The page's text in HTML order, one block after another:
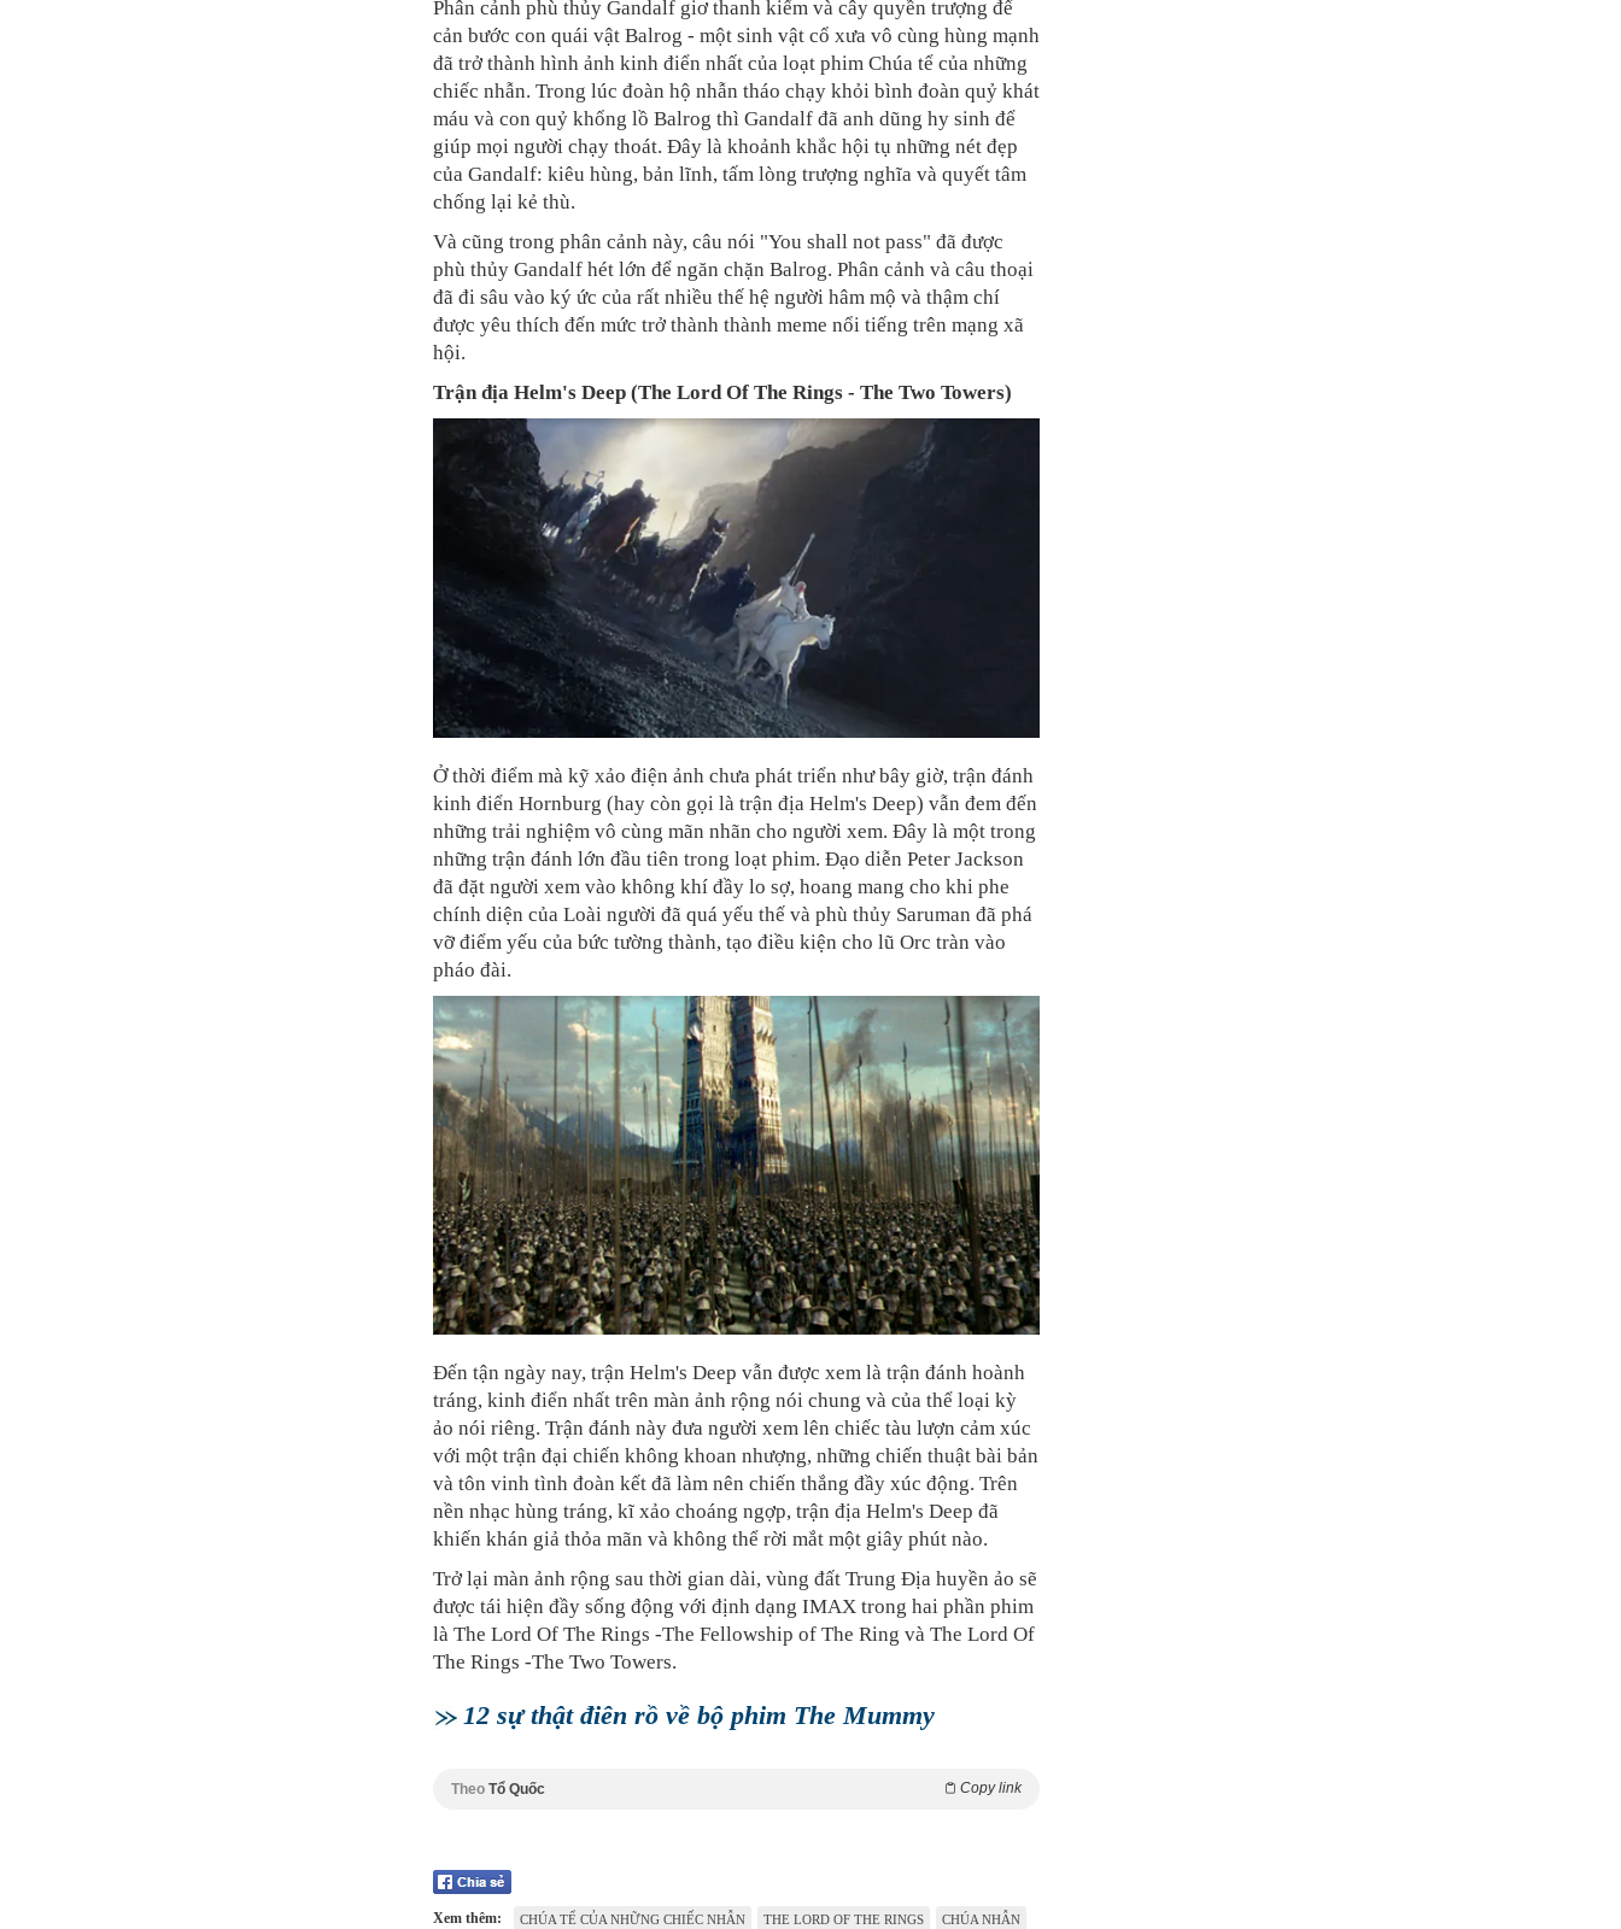
Phân cảnh phù thủy Gandalf giơ thanh kiếm và cây quyền trượng để
cản bước con quái vật Balrog - một sinh vật cổ xưa vô cùng hùng mạnh
đã trở thành hình ảnh kinh điển nhất của loạt phim Chúa tể của những
chiếc nhẫn. Trong lúc đoàn hộ nhẫn tháo chạy khỏi bình đoàn quỷ khát
máu và con quỷ khổng lồ Balrog thì Gandalf đã anh dũng hy sinh để
giúp mọi người chạy thoát. Đây là khoảnh khắc hội tụ những nét đẹp
của Gandalf: kiêu hùng, bản lĩnh, tấm lòng trượng nghĩa và quyết tâm
chống lại kẻ thù.
Và cũng trong phân cảnh này, câu nói "You shall not pass" đã được
phù thủy Gandalf hét lớn để ngăn chặn Balrog. Phân cảnh và câu thoại
đã đi sâu vào ký ức của rất nhiều thế hệ người hâm mộ và thậm chí
được yêu thích đến mức trở thành thành meme nổi tiếng trên mạng xã
hội.
Trận địa Helm's Deep (The Lord Of The Rings - The Two Towers)
Ở thời điểm mà kỹ xảo điện ảnh chưa phát triển như bây giờ, trận đánh
kinh điển Hornburg (hay còn gọi là trận địa Helm's Deep) vẫn đem đến
những trải nghiệm vô cùng mãn nhãn cho người xem. Đây là một trong
những trận đánh lớn đầu tiên trong loạt phim. Đạo diễn Peter Jackson
đã đặt người xem vào không khí đầy lo sợ, hoang mang cho khi phe
chính diện của Loài người đã quá yếu thế và phù thủy Saruman đã phá
vỡ điểm yếu của bức tường thành, tạo điều kiện cho lũ Orc tràn vào
pháo đài.
Đến tận ngày nay, trận Helm's Deep vẫn được xem là trận đánh hoành
tráng, kinh điển nhất trên màn ảnh rộng nói chung và của thể loại kỳ
ảo nói riêng. Trận đánh này đưa người xem lên chiếc tàu lượn cảm xúc
với một trận đại chiến không khoan nhượng, những chiến thuật bài bản
và tôn vinh tình đoàn kết đã làm nên chiến thắng đầy xúc động. Trên
nền nhạc hùng tráng, kĩ xảo choáng ngợp, trận địa Helm's Deep đã
khiến khán giả thỏa mãn và không thể rời mắt một giây phút nào.
Trở lại màn ảnh rộng sau thời gian dài, vùng đất Trung Địa huyền ảo sẽ
được tái hiện đầy sống động với định dạng IMAX trong hai phần phim
là The Lord Of The Rings -The Fellowship of The Ring và The Lord Of
The Rings -The Two Towers.
12 sự thật điên rồ về bộ phim The Mummy
Theo Tổ Quốc Copy link
Xem thêm: CHÚA TỂ CỦA NHỮNG CHIẾC NHẪN THE LORD OF THE RINGS CHÚA NHẪN